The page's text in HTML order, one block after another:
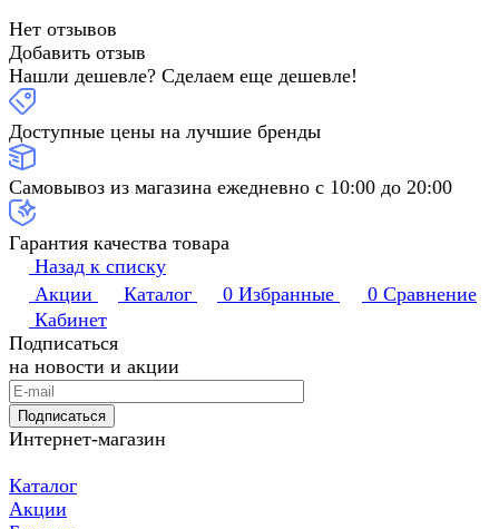
Нет отзывов
Добавить отзыв
Нашли дешевле? Сделаем еще дешевле!
Доступные цены на лучшие бренды
Самовывоз из магазина ежедневно с 10:00 до 20:00
Гарантия качества товара
Назад к списку
Акции
Каталог 0 Избранные 0 Сравнение
Кабинет
Подписаться
на новости и акции
Подписаться
Интернет-магазин
Каталог
Акции